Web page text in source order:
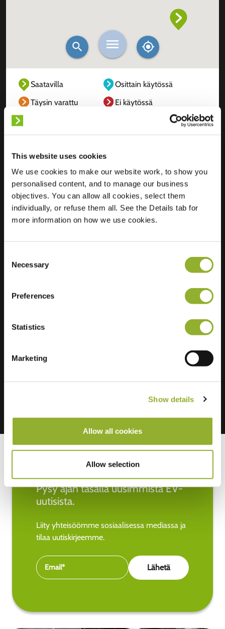
This website uses cookies
We use cookies to make our website work, to show you
personalised content, and to manage our business
objectives. You can allow all cookies, select them
individually, or refuse them all. See the Details tab for
more information on how we use cookies.
Selection
Necessary
Preferences
Statistics
Marketing
Show details
Allow all cookies
Allow selection
Saatavilla
Osittain käytössä
Täysin varattu
Ei käytössä
Sijainti
Kampdijklaan 5
5263 CG Vught
Alankomaat
Pysy ajan tasalla uusimmista EV-
uutisista.
Liity yhteisöömme sosiaalisessa mediassa ja
tilaa uutiskirjeemme.